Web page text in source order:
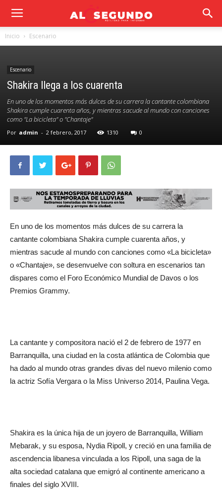
Inicio Escenario
Escenario
Shakira llega a los cuarenta
En uno de los momentos más dulces de su carrera la cantante colombiana
Shakira cumple cuarenta años, y mientras sacude al mundo con canciones
como "La bicicleta" o "Chantaje"
Por admin - 2 febrero, 2017 1310 0
En uno de los momentos más dulces de su carrera la
cantante colombiana Shakira cumple cuarenta años, y
mientras sacude al mundo con canciones como «La bicicleta»
o «Chantaje», se desenvuelve con soltura en escenarios tan
dispares como el Foro Económico Mundial de Davos o los
Premios Grammy.
La cantante y compositora nació el 2 de febrero de 1977 en
Barranquilla, una ciudad en la costa atlántica de Colombia que
ha dado al mundo otras grandes divas del nuevo milenio como
la actriz Sofía Vergara o la Miss Universo 2014, Paulina Vega.
Shakira es la única hija de un joyero de Barranquilla, William
Mebarak, y su esposa, Nydia Ripoll, y creció en una familia de
ascendencia libanesa vinculada a los Ripoll, una saga de la
alta sociedad catalana que emigró al continente americano a
finales del siglo XVIII.